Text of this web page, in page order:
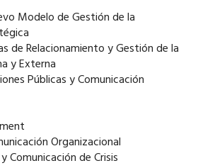
Modelo de Gestión de la
de Relacionamiento y Gestión de la
y Externa
Públicas y Comunicación
Organizacional
Comunicación de Crisis